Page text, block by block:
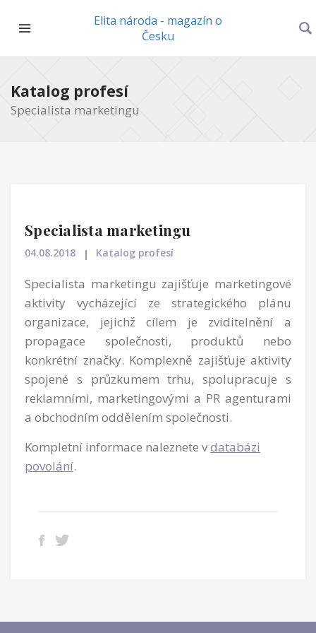
Elita národa - magazín o
Česku
Katalog profesí
Specialista marketingu
Specialista marketingu
04.08.2018 Katalog profesí
Specialista marketingu zajišťuje marketingové
aktivity vycházející ze strategického plánu
organizace, jejichž cílem je zviditelnění a
propagace společnosti, produktů nebo
konkrétní značky. Komplexně zajišťuje aktivity
spojené s průzkumem trhu, spolupracuje s
reklamními, marketingovými a PR agenturami
a obchodním oddělením společnosti.
Kompletní informace naleznete vdatabázi
povolání.